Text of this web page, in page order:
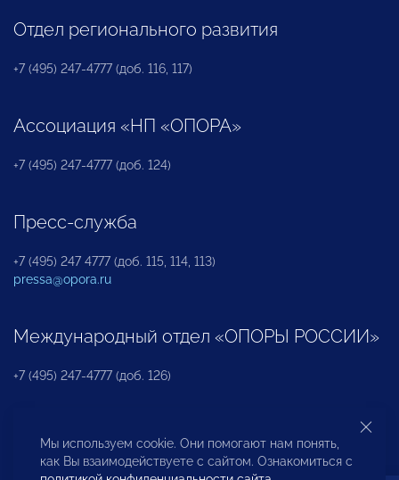
Отдел регионального развития
+7 (495) 247-4777 (доб. 116, 117)
Ассоциация «НП «ОПОРА»
+7 (495) 247-4777 (доб. 124)
Пресс-служба
+7 (495) 247 4777 (доб. 115, 114, 113)
pressa@opora.ru
Международный отдел «ОПОРЫ РОССИИ»
+7 (495) 247-4777 (доб. 126)
Бюро по защите прав предпринимателей и
инвесторов
Мы используем cookie. Они помогают нам понять,
как Вы взаимодействуете с сайтом. Ознакомиться с